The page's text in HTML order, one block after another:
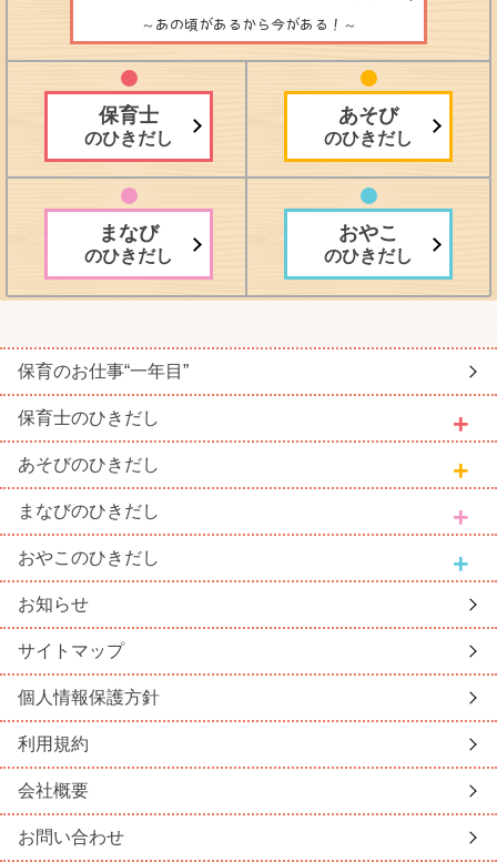
～あの頃があるから今がある！～
保育士
のひきだし
あそび
のひきだし
まなび
のひきだし
おやこ
のひきだし
保育のお仕事“一年目”
保育士のひきだし
あそびのひきだし
まなびのひきだし
おやこ のひきだし
お知らせ
サイトマップ
個人情報保護方針
利用規約
会社概要
お問い合わせ